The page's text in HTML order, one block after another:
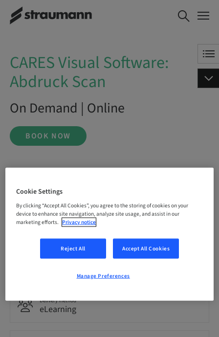
CARES Visual Software: Abdruck
Scan
BOOK NOW
CARES Visual Software:
Abdruck Scan
On Demand | Online
BOOK NOW
bookable
Language
German
Points
Delivery method
eLearning
Cookie Settings
By clicking “Accept All Cookies”, you agree to the storing of cookies on your
device to enhance site navigation, analyze site usage, and assist in our
marketing efforts. Privacy notice
Reject All Accept All Cookies
Manage Preferences